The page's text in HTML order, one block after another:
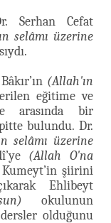
Serhan Cefat
selâmı üzerine
(Allah'ın
eğitime ve
arasında bir
bulundu. Dr.
selâmı üzerine
(Allah O'na
Kumeyt’in şiirini
Ehlibeyt
okulunun
olduğunu